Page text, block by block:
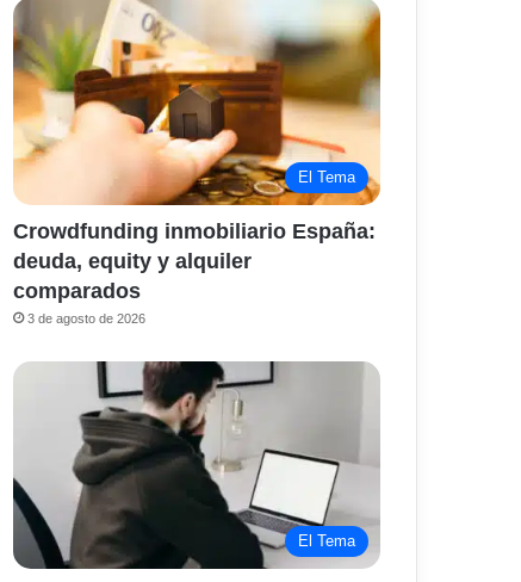
El Tema
Crowdfunding inmobiliario España:
deuda, equity y alquiler
comparados
3 de agosto de 2026
El Tema